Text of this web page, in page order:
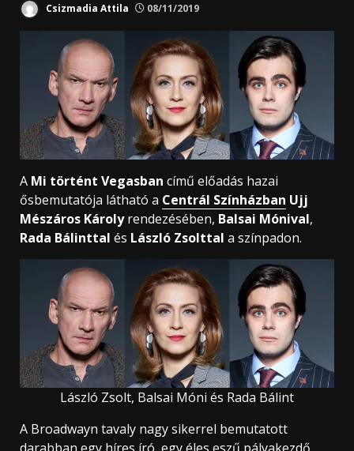
Csizmadia Attila 08/11/2019
A Mi történt Vegasban című előadás hazai
ősbemutatója látható a Centrál Színházban Ujj
Mészáros Károlyrendezésében, Balsai Mónival,
Rada Bálinttal és László Zsolttal a színpadon.
László Zsolt, Balsai Móni és Rada Bálint
A Broadwayn tavaly nagy sikerrel bemutatott